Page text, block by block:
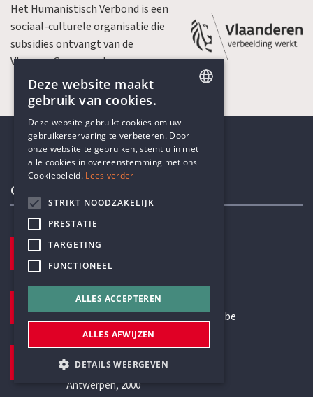
Het Humanistisch Verbond is een
sociaal-culturele organisatie die
subsidies ontvangt van de
Vlaamse Gemeenschap
Contactgegevens
TELEFOON
+32 3 233 70 32
E-MAILADRES
secretariaat@humanistischverbond.be
BEZOEKADRES
Pottenbrug 4
Antwerpen, 2000
DUTCH
Deze website maakt
gebruik van cookies.
Deze website gebruikt cookies om uw
gebruikerservaring te verbeteren. Door
onze website te gebruiken, stemt u in met
alle cookies in overeenstemming met ons
Cookiebeleid. Lees verder
STRIKT NOODZAKELIJK
PRESTATIE
TARGETING
FUNCTIONEEL
ALLES ACCEPTEREN
ALLES AFWIJZEN
DETAILS WEERGEVEN